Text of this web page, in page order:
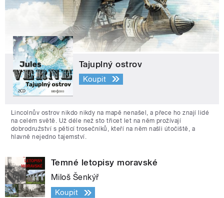
Tajuplný ostrov
Koupit
Lincolnův ostrov nikdo nikdy na mapě nenašel, a přece ho znají lidé
na celém světě. Už déle než sto třicet let na něm prožívají
dobrodružství s pěticí trosečníků, kteří na něm našli útočiště, a
hlavně nejedno tajemství.
Temné letopisy moravské
Miloš Šenkýř
Koupit